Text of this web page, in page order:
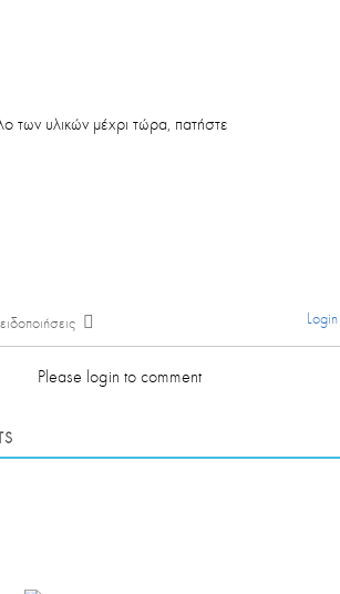
των υλικών μέχρι τώρα, πατήστε
Login
Please login to comment